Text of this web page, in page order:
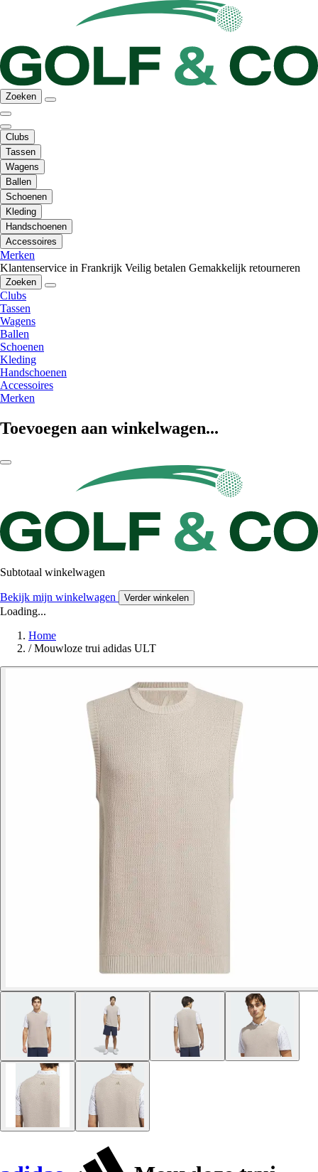
Zoeken
Clubs
Tassen
Wagens
Ballen
Schoenen
Kleding
Handschoenen
Accessoires
Merken
Klantenservice in Frankrijk Veilig betalen Gemakkelijk retourneren
Zoeken
Clubs
Tassen
Wagens
Ballen
Schoenen
Kleding
Handschoenen
Accessoires
Merken
Toevoegen aan winkelwagen...
Subtotaal winkelwagen
Bekijk mijn winkelwagen Verder winkelen
Loading...
Home
/ Mouwloze trui adidas ULT